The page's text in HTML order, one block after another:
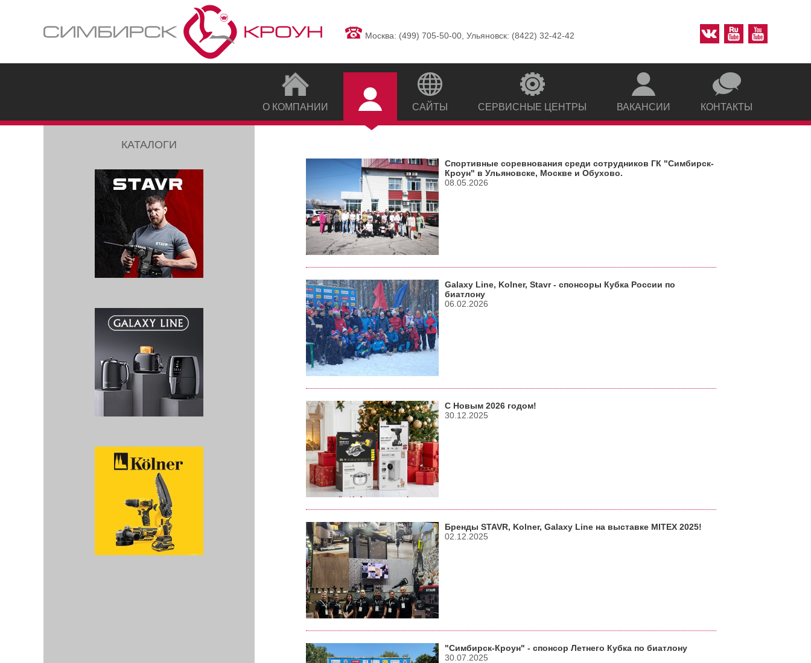
Москва: (499) 705-50-00, Ульяновск: (8422) 32-42-42
О КОМПАНИИ САЙТЫ СЕРВИСНЫЕ ЦЕНТРЫ ВАКАНСИИ КОНТАКТЫ
КАТАЛОГИ
Спортивные соревнования среди сотрудников ГК "Симбирск-
Кроун" в Ульяновске, Москве и Обухово.
08.05.2026
Galaxy Line, Kolner, Stavr - спонсоры Кубка России по
биатлону
06.02.2026
С Новым 2026 годом!
30.12.2025
Бренды STAVR, Kolner, Galaxy Line на выставке MITEX 2025!
02.12.2025
"Симбирск-Кроун" - спонсор Летнего Кубка по биатлону
30.07.2025